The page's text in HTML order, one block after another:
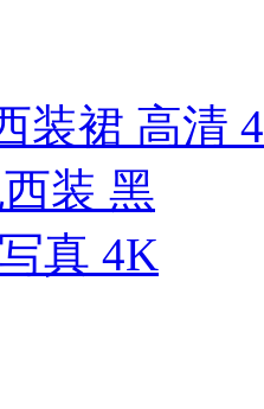
装裙 高清